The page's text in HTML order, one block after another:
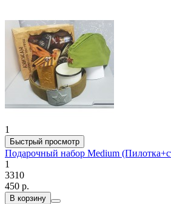
1
Быстрый просмотр
Подарочный набор Medium
1
3310
450 р.
В корзину